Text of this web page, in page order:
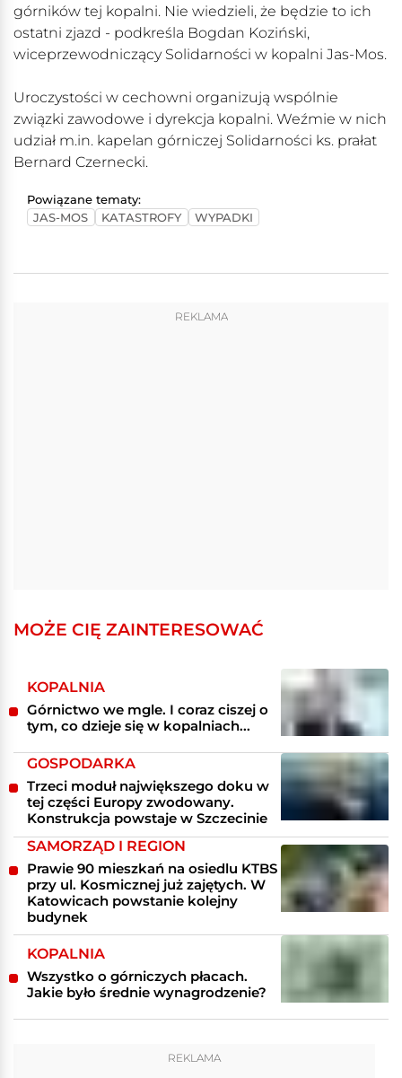
górników tej kopalni. Nie wiedzieli, że będzie to ich
ostatni zjazd - podkreśla Bogdan Koziński,
wiceprzewodniczący Solidarności w kopalni Jas-Mos.
Uroczystości w cechowni organizują wspólnie
związki zawodowe i dyrekcja kopalni. Weźmie w nich
udział m.in. kapelan górniczej Solidarności ks. prałat
Bernard Czernecki.
Powiązane tematy:
JAS-MOS
KATASTROFY WYPADKI
REKLAMA
MOŻE CIĘ ZAINTERESOWAĆ
KOPALNIA
Górnictwo we mgle. I coraz ciszej o
tym, co dzieje się w kopalniach...
GOSPODARKA
Trzeci moduł największego doku w
tej części Europy zwodowany.
Konstrukcja powstaje w Szczecinie
SAMORZĄD I REGION
Prawie 90 mieszkań na osiedlu KTBS
przy ul. Kosmicznej już zajętych. W
Katowicach powstanie kolejny
budynek
KOPALNIA
Wszystko o górniczych płacach.
Jakie było średnie wynagrodzenie?
REKLAMA